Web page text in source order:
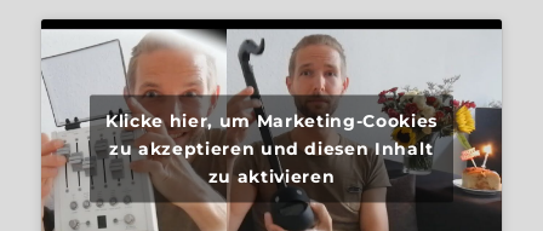
Klicke hier, um Marketing-Cookies
zu akzeptieren und diesen Inhalt
zu aktivieren